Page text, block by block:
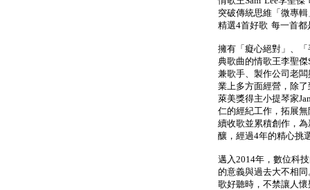
突破傳統思維「微專
精選4首好歌 每一首都
擁有「癡心絕對」、
典歌曲的情歌王李聖
兼歌手、製作公司老
業上多方面經營，除
萊美獎得主小提琴家
仁的經紀工作，拓展
續收歌並累積創作，
釀，經過4年的精心挑
邁入2014年，數位科
的意義與過去大不相
歌好聽時，不禁讓人